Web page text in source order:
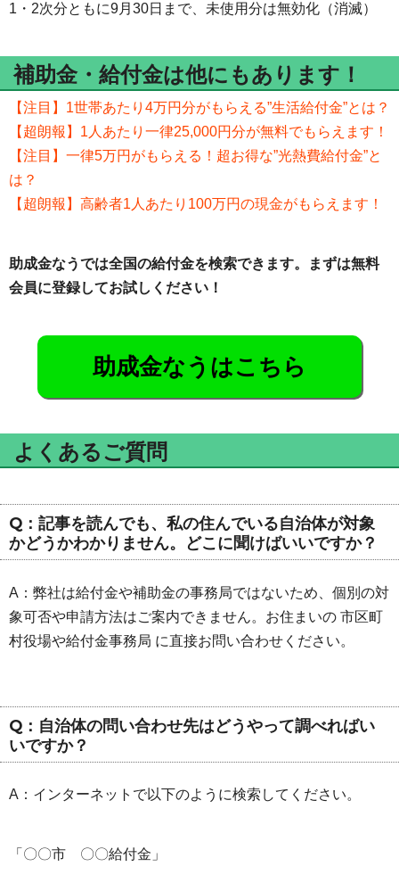
1・2次分ともに9月30日まで、未使用分は無効化（消滅）
補助金・給付金は他にもあります！
【注目】1世帯あたり4万円分がもらえる”生活給付金”とは？
【超朗報】1人あたり一律25,000円分が無料でもらえます！
【注目】一律5万円がもらえる！超お得な”光熱費給付金”と
は？
【超朗報】高齢者1人あたり100万円の現金がもらえます！
助成金なうでは全国の給付金を検索できます。まずは無料
会員に登録してお試しください！
助成金なうはこちら
よくあるご質問
Q：記事を読んでも、私の住んでいる自治体が対象
かどうかわかりません。どこに聞けばいいですか？
A：弊社は給付金や補助金の事務局ではないため、個別の対
象可否や申請方法はご案内できません。お住まいの 市区町
村役場や給付金事務局 に直接お問い合わせください。
Q：自治体の問い合わせ先はどうやって調べればい
いですか？
A：インターネットで以下のように検索してください。
「〇〇市 〇〇給付金」